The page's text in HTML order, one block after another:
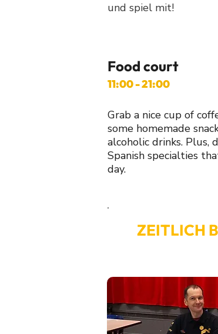
und spiel mit!
Food court
11:00 - 21:00
Grab a nice cup of
some homemade
alcoholic drinks. Plus,
Spanish specialties
day.
ZEITLICH